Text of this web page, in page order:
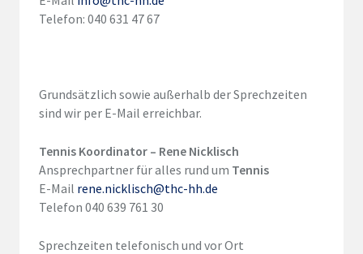
Telefon: 040 631 47 67
Grundsätzlich sowie außerhalb der Sprechzeiten
sind wir per E-Mail erreichbar.
Tennis Koordinator – Rene Nicklisch
Ansprechpartner für alles rund um Tennis
E-Mail rene.nicklisch@thc-hh.de
Telefon 040 639 761 30
Sprechzeiten telefonisch und vor Ort